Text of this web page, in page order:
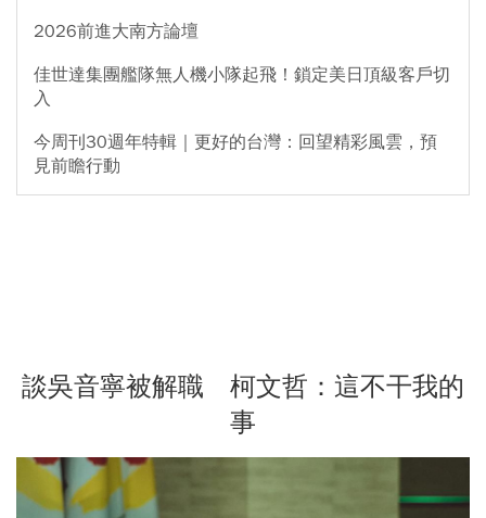
2026前進大南方論壇
佳世達集團艦隊無人機小隊起飛！鎖定美日頂級客戶切
入
今周刊30週年特輯｜更好的台灣：回望精彩風雲，預
見前瞻行動
談吳音寧被解職 柯文哲：這不干我的
事